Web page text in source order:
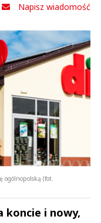
Napisz wiadomość
ogólnopolską (fot.
koncie i nowy,